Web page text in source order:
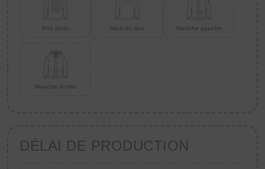
Dos plein Haut du dos Manche gauche
Manche droite
DÉLAI DE PRODUCTION